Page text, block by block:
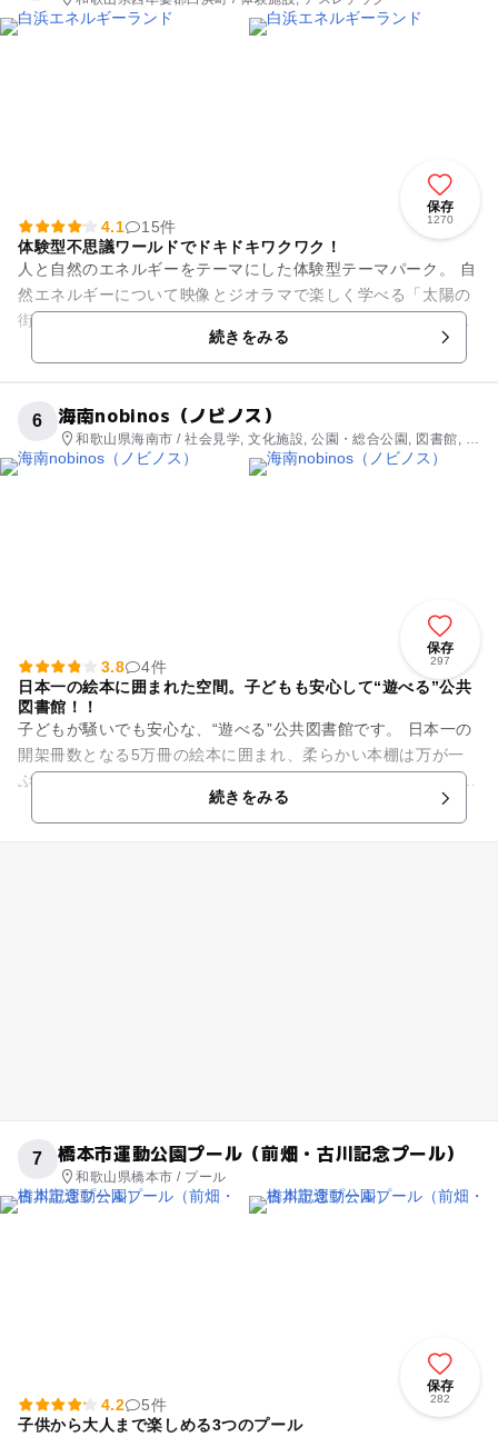
保存
1270
4.1
15件
体験型不思議ワールドでドキドキワクワク！
人と自然のエネルギーをテーマにした体験型テーマパーク。 自
然エネルギーについて映像とジオラマで楽しく学べる「太陽の
街」や、目の錯覚と平衡感覚を利用した真っすぐに歩けない
「ミステリーゾーン」、不...続きをみる
6 海南nobinos（ノビノス）
和歌山県海南市 / 社会見学, 文化施設, 公園・総合公園, 図書館, 教
室・習い事, 観光
保存
297
3.8
4件
日本一の絵本に囲まれた空間。子どもも安心して“遊べる”公共
図書館！！
子どもが騒いでも安心な、“遊べる”公共図書館です。 日本一の
開架冊数となる5万冊の絵本に囲まれ、柔らかい本棚は万が一
ぶつかっても安心。 大型絵本や仕掛け絵本も充実しています。
続きをみる
7 橋本市運動公園プール（前畑・古川記念プール）
和歌山県橋本市 / プール
保存
282
4.2
5件
子供から大人まで楽しめる3つのプール